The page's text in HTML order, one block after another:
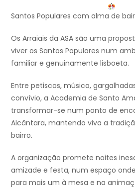
Santos Populares com alma de
Os Arraiais da ASA são uma
viver os Santos Populares num
familiar e genuinamente lisboeta.
Entre petiscos, música,
convívio, a Academia de Santo
transformar-se num ponto de
Alcântara, mantendo viva a
bairro.
A organização promete noites
amizade e festa, num espaço
para mais um à mesa e na